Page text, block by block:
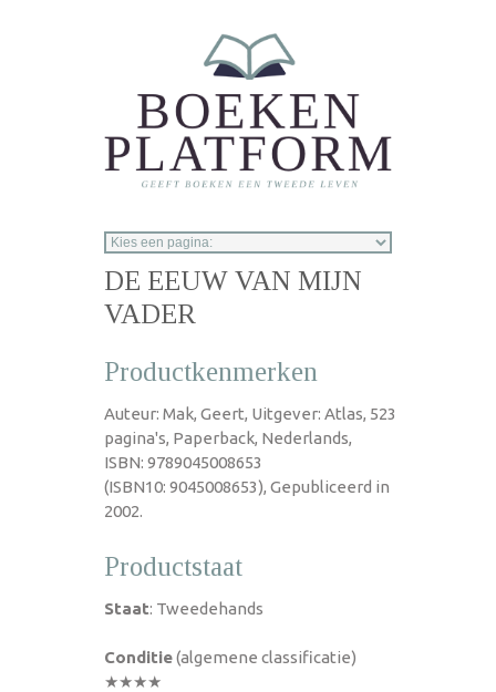
DE EEUW VAN MIJN
VADER
Productkenmerken
Auteur: Mak, Geert, Uitgever: Atlas, 523
pagina's, Paperback, Nederlands,
ISBN: 9789045008653
(ISBN10: 9045008653), Gepubliceerd in
2002.
Productstaat
Staat: Tweedehands
Conditie(algemene classificatie)
★★★★